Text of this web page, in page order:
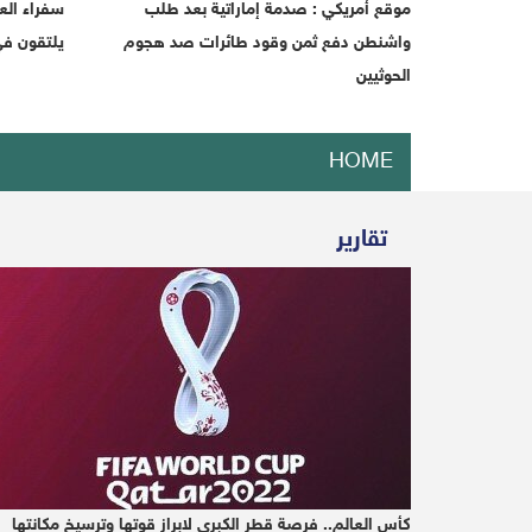
HOME
VIDEO
Politics
on its forces
on its forces
موقع أمريكي : صدمة إماراتية بعد طلب
واشنطن دفع ثمن وقود طائرات صد هجوم
الحوثيين
سفراء
يلتقون
تقارير
كأس العالم.. فرصة قطر الكبرى لابراز قوتها وترسيخ مكانتها